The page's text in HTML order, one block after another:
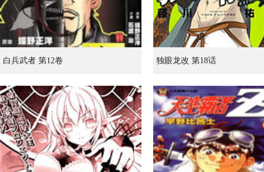
白兵武者 第12卷 独眼龙改 第18话